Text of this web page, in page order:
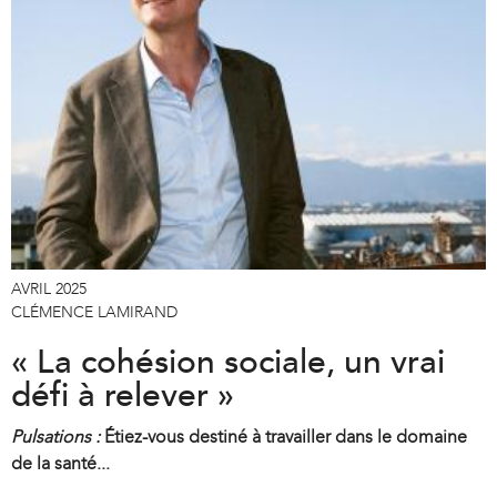
AVRIL 2025
CLÉMENCE LAMIRAND
« La cohésion sociale, un vrai
défi à relever »
Pulsations :Étiez-vous destiné à travailler dans le domaine
de la santé...